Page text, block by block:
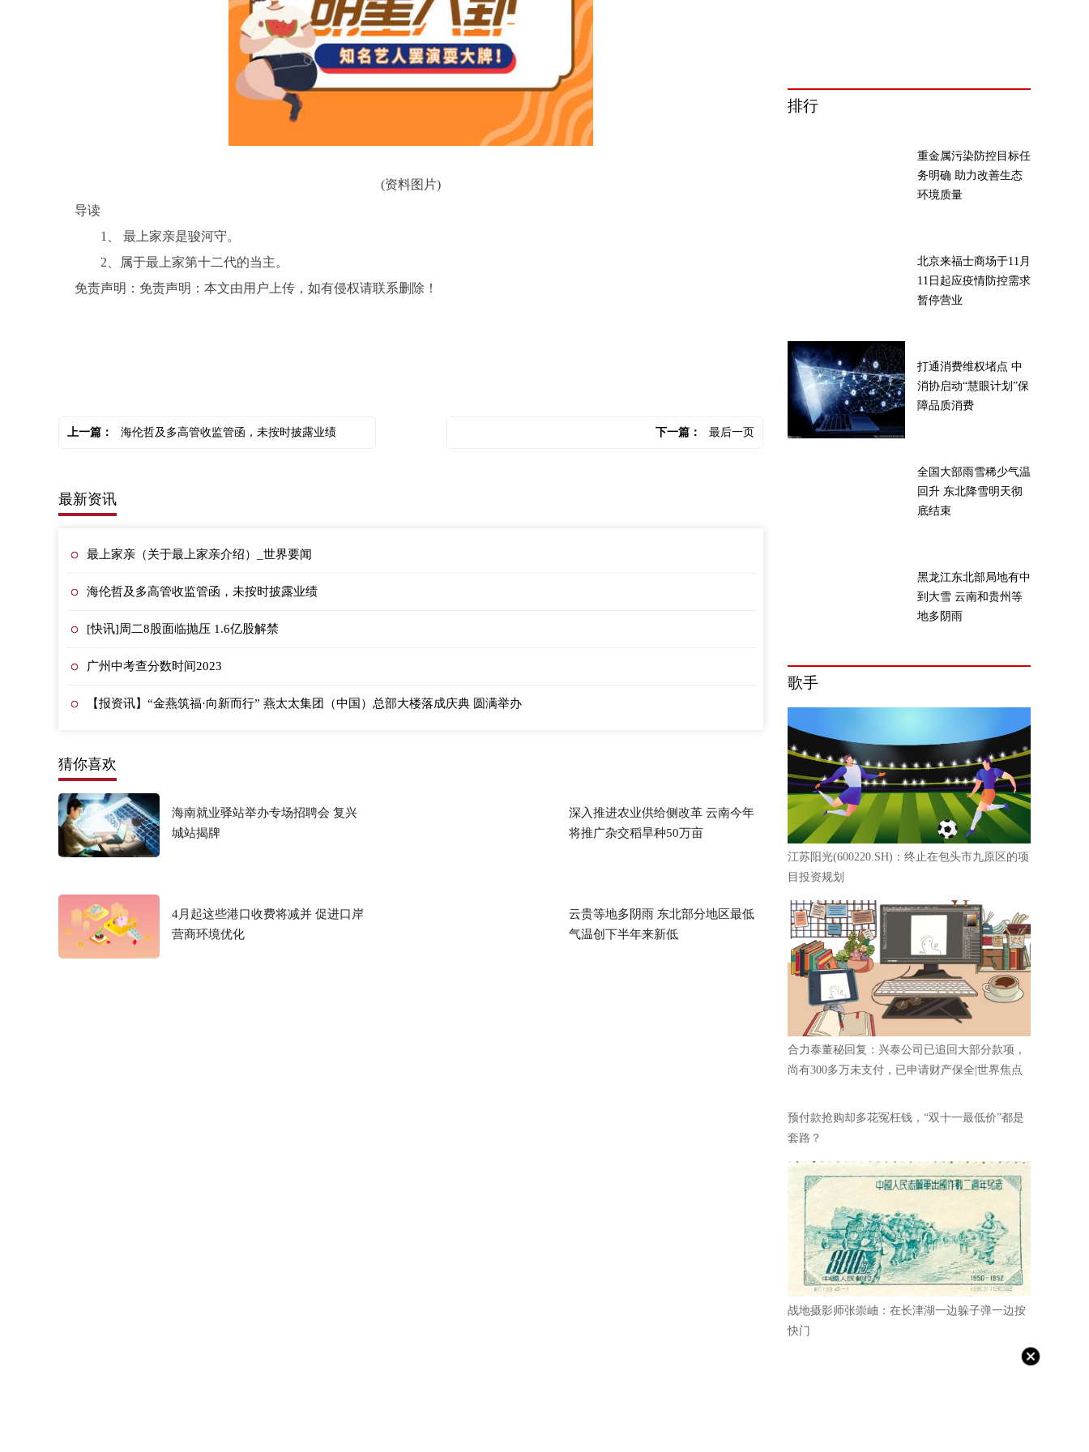
(资料图片)
导读
1、 最上家亲是骏河守。
2、属于最上家第十二代的当主。
免责声明：免责声明：本文由用户上传，如有侵权请联系删除！
上一篇： 海伦哲及多高管收监管函，未按时披露业绩 下一篇： 最后一页
最新资讯
最上家亲（关于最上家亲介绍）_世界要闻
海伦哲及多高管收监管函，未按时披露业绩
[快讯]周二8股面临抛压 1.6亿股解禁
广州中考查分数时间2023
【报资讯】“金燕筑福·向新而行” 燕太太集团（中国）总部大楼落成庆典 圆满举办
猜你喜欢
海南就业驿站举办专场招聘会 复兴
城站揭牌
深入推进农业供给侧改革 云南今年
将推广杂交稻旱种50万亩
4月起这些港口收费将减并 促进口岸
营商环境优化
云贵等地多阴雨 东北部分地区最低
气温创下半年来新低
排行
重金属污染防控目标任
务明确 助力改善生态
环境质量
北京来福士商场于11月
11日起应疫情防控需求
暂停营业
打通消费维权堵点 中
消协启动“慧眼计划”保
障品质消费
全国大部雨雪稀少气温
回升 东北降雪明天彻
底结束
黑龙江东北部局地有中
到大雪 云南和贵州等
地多阴雨
歌手
江苏阳光(600220.SH)：终止在包头市九原区的项
目投资规划
合力泰董秘回复：兴泰公司已追回大部分款项，
尚有300多万未支付，已申请财产保全|世界焦点
预付款抢购却多花冤枉钱，“双十一最低价”都是
套路？
战地摄影师张崇岫：在长津湖一边躲子弹一边按
快门